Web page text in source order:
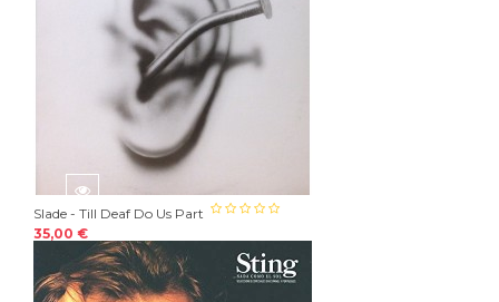
Slade - Till Deaf Do Us Part
35,00 €